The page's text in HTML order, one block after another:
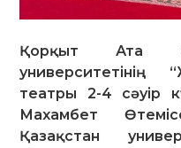
Қорқыт Ата
университетінің
театры 2-4 сәуір
Махамбет
Қазақстан